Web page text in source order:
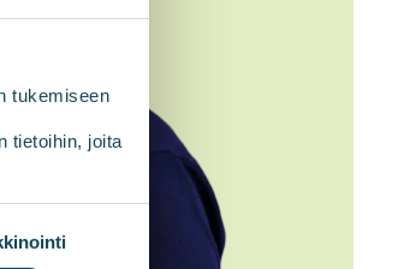
tukemiseen
tietoihin, joita